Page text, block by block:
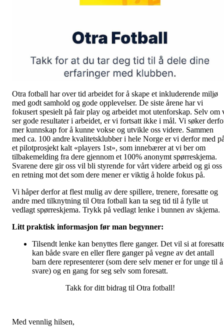
Otra fotball har over tid arbeidet for å skape et inkluderende miljø
med godt samhold og gode opplevelser. De siste årene har vi
fokusert spesielt på fair play og arbeidet mot utenforskap. Selv om
ser gode resultater i arbeidet, er vi fortsatt ikke i mål. Vi søker
mer kunnskap for å kunne vokse og utvikle oss videre. Sammen
med ca. 100 andre kvalitetsklubber i hele Norge er vi derfor med
et pilotprosjekt kalt «players 1st», som innebærer at vi ber om
tilbakemelding fra dere gjennom et 100% anonymt spørreskjema.
Svarene dere gir oss vil bli styrende for vårt videre arbeid og gi oss
en retning mot det som dere mener er viktig å holde fokus på.
Vi håper derfor at flest mulig av dere spillere, trenere, foresatte og
andre med tilknytning til Otra fotball kan ta seg tid til å fylle ut
vedlagt spørreskjema. Trykk på vedlagt lenke i bunnen av skjema.
Litt praktisk informasjon før man begynner:
Tilsendt lenke kan benyttes flere ganger. Det vil si at
kan både svare en eller flere ganger på vegne av det antall
barn dere representerer (som dere selv mener er for unge til å
svare) og en gang for seg selv som foresatt.
Takk for ditt bidrag til Otra fotball!
Med vennlig hilsen,